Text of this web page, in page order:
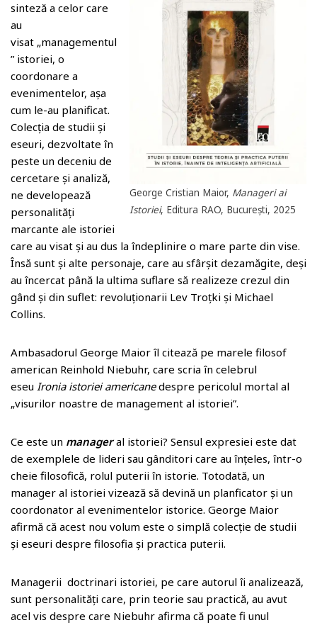
George Cristian Maior, Manageri ai
Istoriei, Editura RAO, București, 2025
sinteză a celor care
au
visat „managementul
” istoriei, o
coordonare a
evenimentelor, așa
cum le-au planificat.
Colecția de studii și
eseuri, dezvoltate în
peste un deceniu de
cercetare și analiză,
ne developează
personalități
marcante ale istoriei
care au visat și au dus la îndeplinire o mare parte din vise.
Însă sunt și alte personaje, care au sfârșit dezamăgite, deși
au încercat până la ultima suflare să realizeze crezul din
gând și din suflet: revoluționarii Lev Troțki și Michael
Collins.
Ambasadorul George Maior îl citează pe marele filosof
american Reinhold Niebuhr, care scria în celebrul
eseu Ironia istoriei americanedespre pericolul mortal al
„visurilor noastre de management al istoriei”.
Ce este un manageral istoriei? Sensul expresiei este dat
de exemplele de lideri sau gânditori care au înțeles, într-o
cheie filosofică, rolul puterii în istorie. Totodată, un
manager al istoriei vizează să devină un planficator și un
coordonator al evenimentelor istorice. George Maior
afirmă că acest nou volum este o simplă colecție de studii
și eseuri despre filosofia și practica puterii.
Managerii doctrinari istoriei, pe care autorul îi analizează,
sunt personalități care, prin teorie sau practică, au avut
acel vis despre care Niebuhr afirma că poate fi unul